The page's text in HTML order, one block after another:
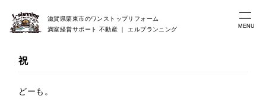
MENU
滋賀県栗東市のワンストップリフォーム
満室経営サポート 不動産 ｜ エルプランニング
祝
どーも。